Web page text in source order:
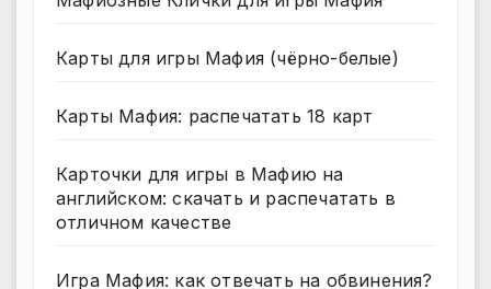
Карты для игры Мафия (чёрно-белые)
Карты Мафия: распечатать 18 карт
Карточки для игры в Мафию на
английском: скачать и распечатать в
отличном качестве
Игра Мафия: как отвечать на обвинения?